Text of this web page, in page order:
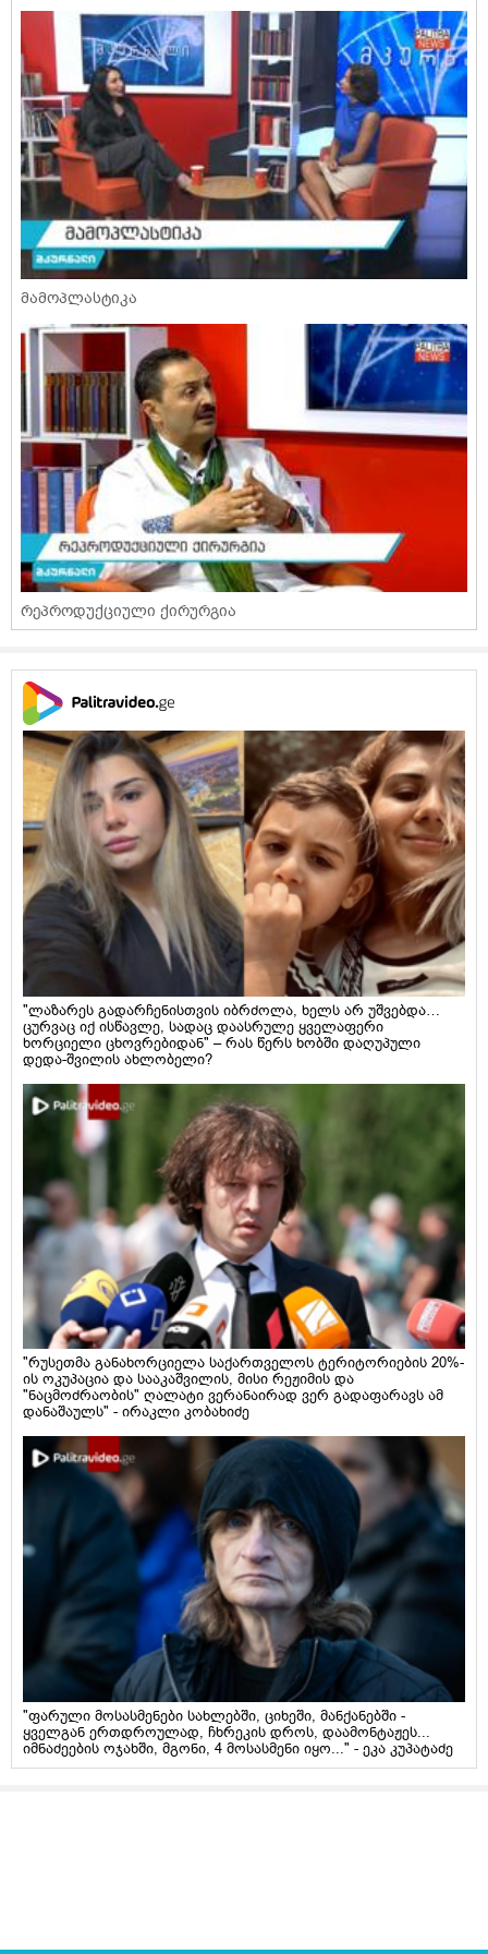
მამოპლასტიკა
რეპროდუქციული ქირურგია
"ლაზარეს გადარჩენისთვის იბრძოლა, ხელს არ უშვებდა…
ცურვაც იქ ისწავლე, სადაც დაასრულე ყველაფერი
ხორციელი ცხოვრებიდან" – რას წერს ხობში დაღუპული
დედა-შვილის ახლობელი?
"რუსეთმა განახორციელა საქართველოს ტერიტორიების 20%-
ის ოკუპაცია და სააკაშვილის, მისი რეჟიმის და
"ნაცმოძრაობის" ღალატი ვერანაირად ვერ გადაფარავს ამ
დანაშაულს" - ირაკლი კობახიძე
"ფარული მოსასმენები სახლებში, ციხეში, მანქანებში -
ყველგან ერთდროულად, ჩხრეკის დროს, დაამონტაჟეს...
იმნაძეების ოჯახში, მგონი, 4 მოსასმენი იყო..." - ეკა კუპატაძე